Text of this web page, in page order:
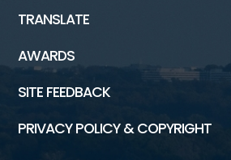
TRANSLATE
AWARDS
SITE FEEDBACK
PRIVACY POLICY & COPYRIGHT